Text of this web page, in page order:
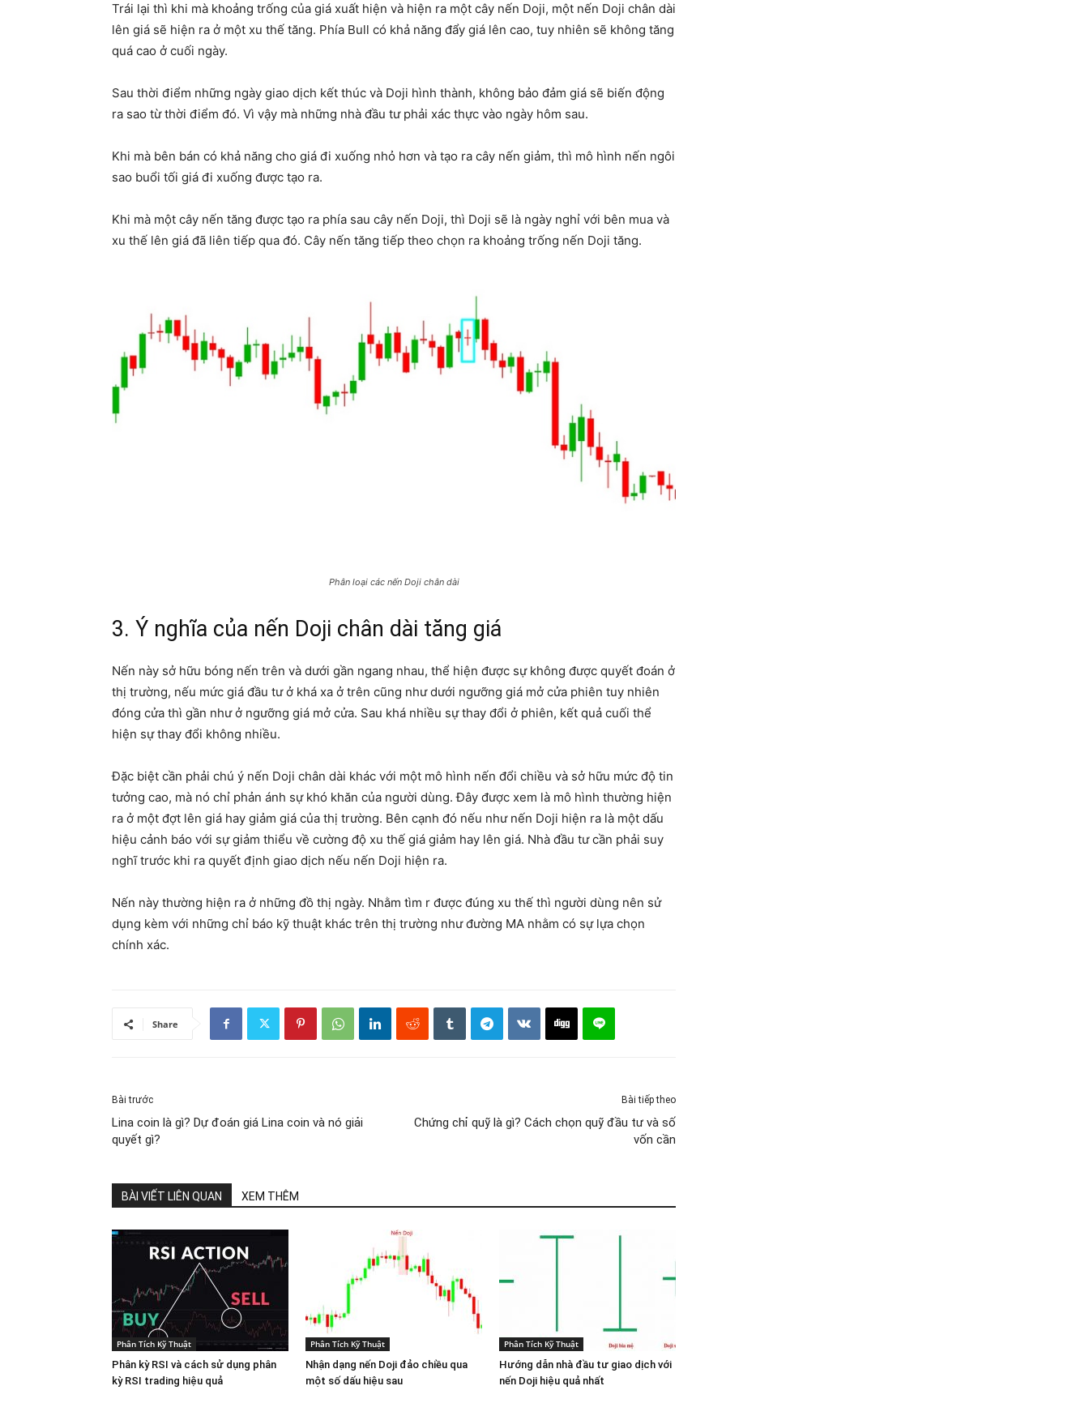
Trái lại thì khi mà khoảng trống của giá xuất hiện và hiện ra một cây nến Doji, một nến Doji chân dài
lên giá sẽ hiện ra ở một xu thế tăng. Phía Bull có khả năng đẩy giá lên cao, tuy nhiên sẽ không tăng
quá cao ở cuối ngày.
Sau thời điểm những ngày giao dịch kết thúc và Doji hình thành, không bảo đảm giá sẽ biến động
ra sao từ thời điểm đó. Vì vậy mà những nhà đầu tư phải xác thực vào ngày hôm sau.
Khi mà bên bán có khả năng cho giá đi xuống nhỏ hơn và tạo ra cây nến giảm, thì mô hình nến ngôi
sao buổi tối giá đi xuống được tạo ra.
Khi mà một cây nến tăng được tạo ra phía sau cây nến Doji, thì Doji sẽ là ngày nghỉ với bên mua và
xu thế lên giá đã liên tiếp qua đó. Cây nến tăng tiếp theo chọn ra khoảng trống nến Doji tăng.
Phân loại các nến Doji chân dài
3. Ý nghĩa của nến Doji chân dài tăng giá
Nến này sở hữu bóng nến trên và dưới gần ngang nhau, thể hiện được sự không được quyết đoán ở
thị trường, nếu mức giá đầu tư ở khá xa ở trên cũng như dưới ngưỡng giá mở cửa phiên tuy nhiên
đóng cửa thì gần như ở ngưỡng giá mở cửa. Sau khá nhiều sự thay đổi ở phiên, kết quả cuối thể
hiện sự thay đổi không nhiều.
Đặc biệt cần phải chú ý nến Doji chân dài khác với một mô hình nến đổi chiều và sở hữu mức độ tin
tưởng cao, mà nó chỉ phản ánh sự khó khăn của người dùng. Đây được xem là mô hình thường hiện
ra ở một đợt lên giá hay giảm giá của thị trường. Bên cạnh đó nếu như nến Doji hiện ra là một dấu
hiệu cảnh báo với sự giảm thiểu về cường độ xu thế giá giảm hay lên giá. Nhà đầu tư cần phải suy
nghĩ trước khi ra quyết định giao dịch nếu nến Doji hiện ra.
Nến này thường hiện ra ở những đồ thị ngày. Nhằm tìm r được đúng xu thế thì người dùng nên sử
dụng kèm với những chỉ báo kỹ thuật khác trên thị trường như đường MA nhằm có sự lựa chọn
chính xác.
Share
Bài trước
Lina coin là gì? Dự đoán giá Lina coin và nó giải
quyết gì?
Bài tiếp theo
Chứng chỉ quỹ là gì? Cách chọn quỹ đầu tư và số
vốn cần
BÀI VIẾT LIÊN QUAN XEM THÊM
Phân Tích Kỹ Thuật
Phân kỳ RSI và cách sử dụng phân
kỳ RSI trading hiệu quả
Phân Tích Kỹ Thuật
Nhận dạng nến Doji đảo chiều qua
một số dấu hiệu sau
Phân Tích Kỹ Thuật
Hướng dẫn nhà đầu tư giao dịch với
nến Doji hiệu quả nhất